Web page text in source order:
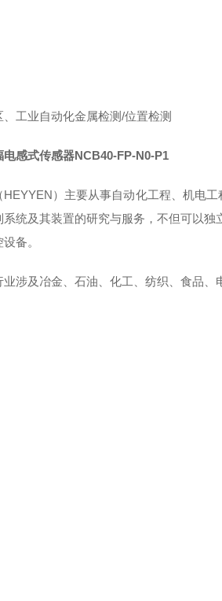
、工业自动化金属检测/位置检测
电感式传感器NCB40-FP-N0-P1
HEYYEN）主要从事自动化工程、机电
系统及其装置的研究与服务，不但可以
备。
业涉及冶金、石油、化工、纺织、食品、